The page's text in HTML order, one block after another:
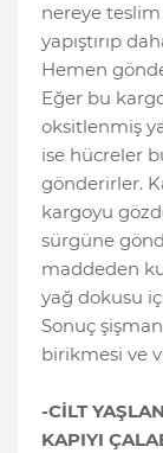
nereye
yapıştırıp
Hemen
Eğer bu
oksitlenmiş
ise hücreler
gönderirler.
kargoyu
sürgüne
maddeden
yağ dokusu
Sonuç
birikmesi ve
-CİLT
KAPIYI